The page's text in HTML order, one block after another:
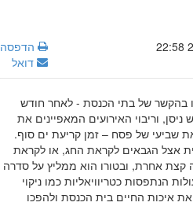
הדפסה
דואל
בהקשר של בתי הכנסת - לאחר חודש
וריבוי האירועים המאפיינים את
שביעי של פסח – זמן קריעת ים סוף.
אצל הגבאים לקראת החג, או לקראת
קצת אחרת, ובטורו הוא ממליץ על סדרה
הנתפסות כטריוויאליות כמו ניקוי
איכות החיים בית הכנסת ולהפכו